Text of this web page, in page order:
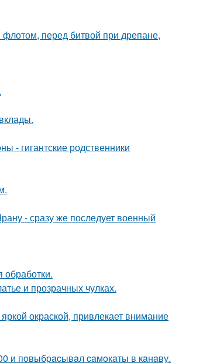
перед битвой при дрепане,
- гигантские родственники
- сразу же последует военный
и прозрачных чулках.
окраской, привлекает внимание
и пoвыбpacывaл caмoкaты в кaнaву.